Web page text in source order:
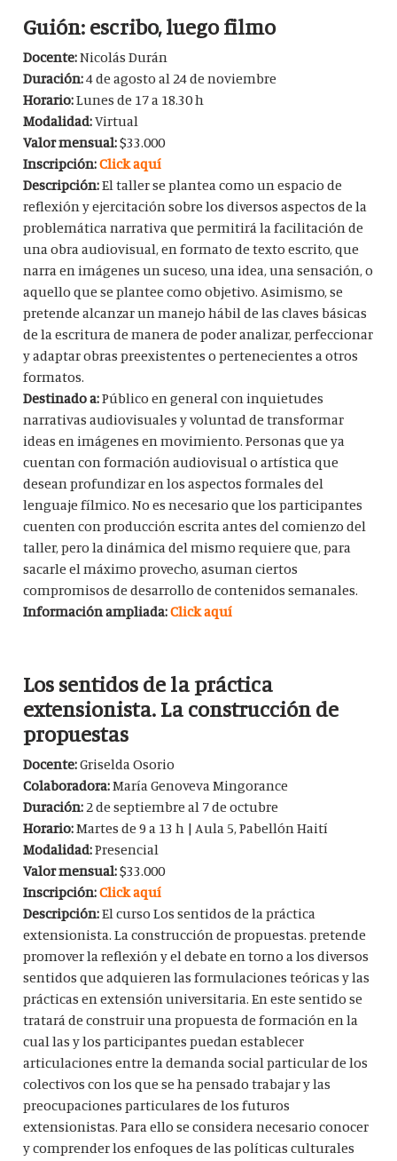
Guión: escribo, luego filmo
Docente:Nicolás Durán
Duración:4 de agosto al 24 de noviembre
Horario:Lunes de 17 a 18.30 h
Modalidad:Virtual
Valor mensual:$33.000
Inscripción:Click aquí
Descripción:El taller se plantea como un espacio de
reflexión y ejercitación sobre los diversos aspectos de la
problemática narrativa que permitirá la facilitación de
una obra audiovisual, en formato de texto escrito, que
narra en imágenes un suceso, una idea, una sensación, o
aquello que se plantee como objetivo. Asimismo, se
pretende alcanzar un manejo hábil de las claves básicas
de la escritura de manera de poder analizar, perfeccionar
y adaptar obras preexistentes o pertenecientes a otros
formatos.
Destinado a:Público en general con inquietudes
narrativas audiovisuales y voluntad de transformar
ideas en imágenes en movimiento. Personas que ya
cuentan con formación audiovisual o artística que
desean profundizar en los aspectos formales del
lenguaje fílmico. No es necesario que los participantes
cuenten con producción escrita antes del comienzo del
taller, pero la dinámica del mismo requiere que, para
sacarle el máximo provecho, asuman ciertos
compromisos de desarrollo de contenidos semanales.
Información ampliada:Click aquí
Los sentidos de la práctica
extensionista. La construcción de
propuestas
Docente:Griselda Osorio
Colaboradora:María Genoveva Mingorance
Duración:2 de septiembre al 7 de octubre
Horario:Martes de 9 a 13 h | Aula 5, Pabellón Haití
Modalidad:Presencial
Valor mensual:$33.000
Inscripción:Click aquí
Descripción:El curso Los sentidos de la práctica
extensionista. La construcción de propuestas. pretende
promover la reflexión y el debate en torno a los diversos
sentidos que adquieren las formulaciones teóricas y las
prácticas en extensión universitaria. En este sentido se
tratará de construir una propuesta de formación en la
cual las y los participantes puedan establecer
articulaciones entre la demanda social particular de los
colectivos con los que se ha pensado trabajar y las
preocupaciones particulares de los futuros
extensionistas. Para ello se considera necesario conocer
y comprender los enfoques de las políticas culturales